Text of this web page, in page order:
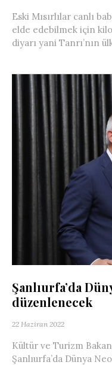
Eski Mısırlılar canlı
elde edebilmek için
diyarı yani Tanrı’nın
Şanlıurfa’da
düzenlenecek
22 Haziran 2022
Kültür ve Turizm
Şanlıurfa’da Dünya